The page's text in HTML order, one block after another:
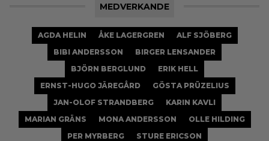
MEDVERKANDE
AGDA HELIN ÅKE LAGERGREN
ALF SJÖBERG
BIBI ANDERSSON
BIRGER LENSANDER
BJÖRN BERGLUND
ERIK HELL
ERNST-HUGO JÄREGÅRD
GÖSTA PRÜZELIUS
JAN-OLOF STRANDBERG
KARIN KAVLI
MARIAN GRÄNS
MONA ANDERSSON
OLLE HILDING
PER MYRBERG
STURE ERICSON